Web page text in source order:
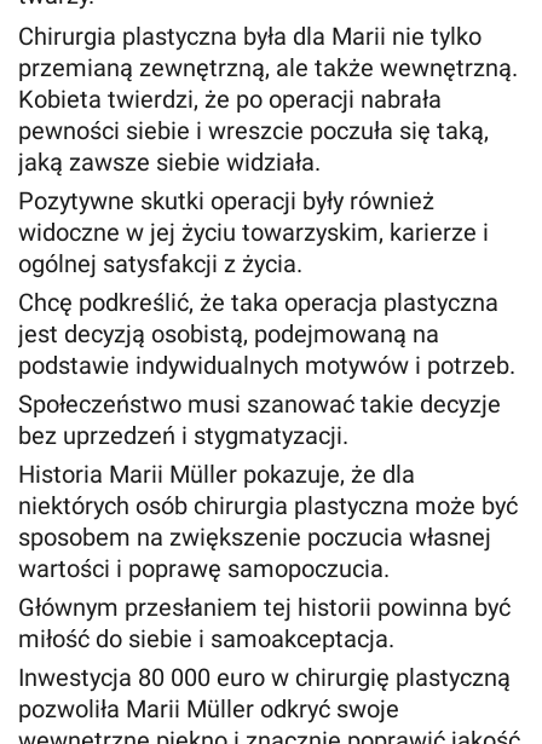
Chirurgia plastyczna była dla Marii nie tylko
przemianą zewnętrzną, ale także wewnętrzną.
Kobieta twierdzi, że po operacji nabrała
pewności siebie i wreszcie poczuła się taką,
jaką zawsze siebie widziała.
Pozytywne skutki operacji były również
widoczne w jej życiu towarzyskim, karierze i
ogólnej satysfakcji z życia.
Chcę podkreślić, że taka operacja plastyczna
jest decyzją osobistą, podejmowaną na
podstawie indywidualnych motywów i potrzeb.
Społeczeństwo musi szanować takie decyzje
bez uprzedzeń i stygmatyzacji.
Historia Marii Müller pokazuje, że dla
niektórych osób chirurgia plastyczna może być
sposobem na zwiększenie poczucia własnej
wartości i poprawę samopoczucia.
Głównym przesłaniem tej historii powinna być
miłość do siebie i samoakceptacja.
Inwestycja 80 000 euro w chirurgię plastyczną
pozwoliła Marii Müller odkryć swoje